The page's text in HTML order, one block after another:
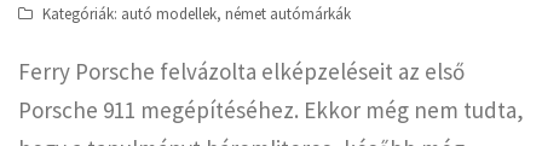
Kategóriák: autó modellek, német autómárkák
Ferry Porsche felvázolta elképzeléseit az első
Porsche 911 megépítéséhez. Ekkor még nem tudta,